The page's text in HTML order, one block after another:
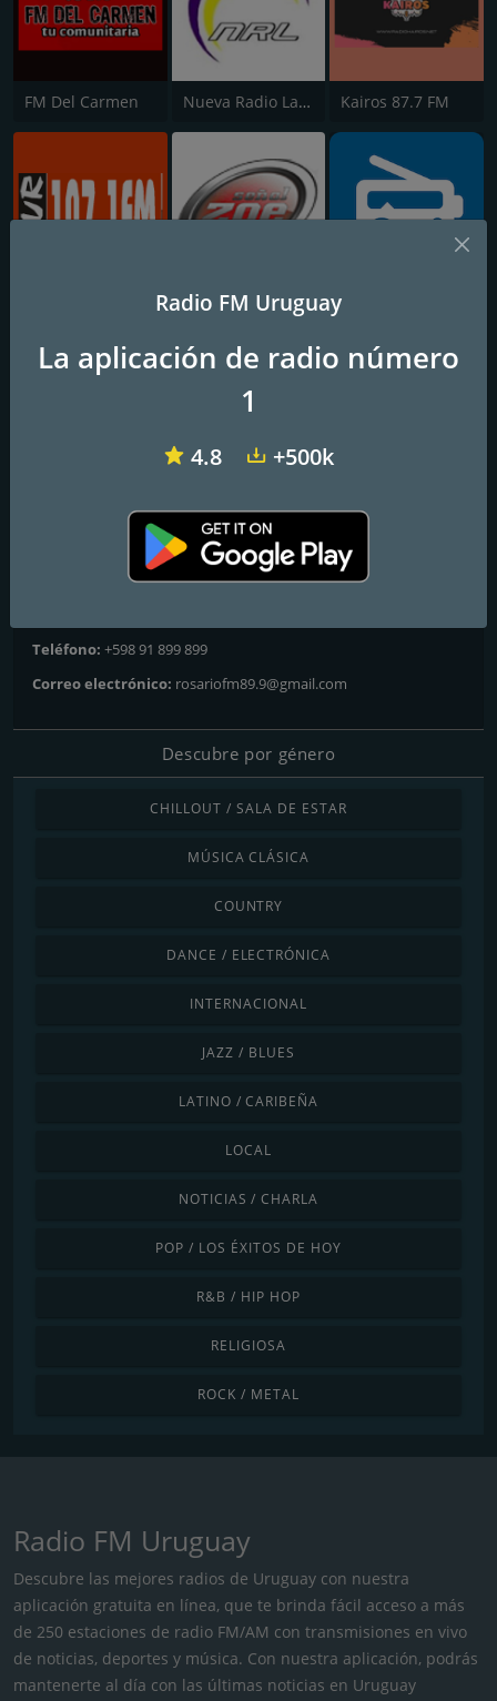
FM Del Carmen Nueva Radio Lascano CW159 Kairos 87.7 FM
Señal Zoe Casupa FM 94.1
Rosario FM
Frecuencias FM
https://rosariofm.uy/
Teléfono: +598 91 899 899
Correo electrónico: rosariofm89.9@gmail.com
Descubre por género
CHILLOUT / SALA DE ESTAR
MÚSICA CLÁSICA
COUNTRY
DANCE / ELECTRÓNICA
INTERNACIONAL
JAZZ / BLUES
LATINO / CARIBEÑA
LOCAL
NOTICIAS / CHARLA
POP / LOS ÉXITOS DE HOY
R&B / HIP HOP
RELIGIOSA
ROCK / METAL
Radio FM Uruguay
Descubre las mejores radios de Uruguay con nuestra
aplicación gratuita en línea, que te brinda fácil acceso a más
de 250 estaciones de radio FM/AM con transmisiones en vivo
de noticias, deportes y música. Con nuestra aplicación, podrás
mantenerte al día con las últimas noticias en Uruguay
Radio FM Uruguay
La aplicación de radio número
1
4.8 +500k